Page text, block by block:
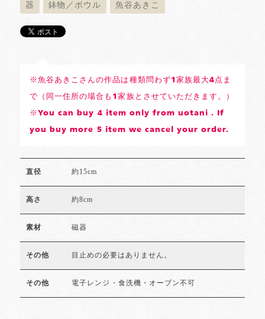
器 鉢物／ボウル 魚谷あきこ
※魚谷あきこさんの作品は種類問わず1家族最大4点ま
で（同一住所の場合も1家族とさせていただきます。）
※You can buy 4 item only from uotani . If
you buy more 5 item we cancel your order.
直径 約15cm
高さ 約8cm
素材 磁器
その他 目止めの必要はありません。
その他 電子レンジ・食洗機・オーブン不可